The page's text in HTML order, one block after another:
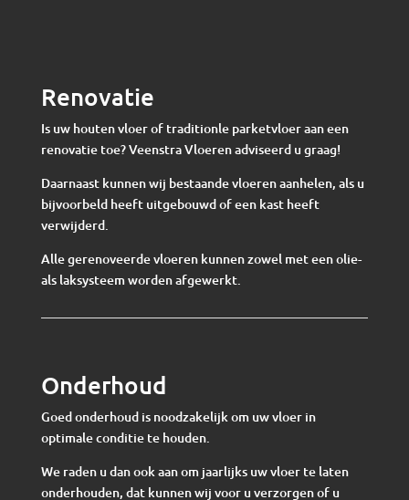
Renovatie
Is uw houten vloer of traditionle parketvloer aan een
renovatie toe? Veenstra Vloeren adviseerd u graag!
Daarnaast kunnen wij bestaande vloeren aanhelen, als u
bijvoorbeld heeft uitgebouwd of een kast heeft
verwijderd.
Alle gerenoveerde vloeren kunnen zowel met een olie-
als laksysteem worden afgewerkt.
Onderhoud
Goed onderhoud is noodzakelijk om uw vloer in
optimale conditie te houden.
We raden u dan ook aan om jaarlijks uw vloer te laten
onderhouden, dat kunnen wij voor u verzorgen of u